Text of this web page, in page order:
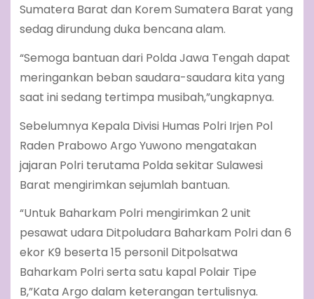
Sumatera Barat dan Korem Sumatera Barat yang
sedag dirundung duka bencana alam.
“Semoga bantuan dari Polda Jawa Tengah dapat
meringankan beban saudara-saudara kita yang
saat ini sedang tertimpa musibah,”ungkapnya.
Sebelumnya Kepala Divisi Humas Polri Irjen Pol
Raden Prabowo Argo Yuwono mengatakan
jajaran Polri terutama Polda sekitar Sulawesi
Barat mengirimkan sejumlah bantuan.
“Untuk Baharkam Polri mengirimkan 2 unit
pesawat udara Ditpoludara Baharkam Polri dan 6
ekor K9 beserta 15 personil Ditpolsatwa
Baharkam Polri serta satu kapal Polair Tipe
B,”Kata Argo dalam keterangan tertulisnya.